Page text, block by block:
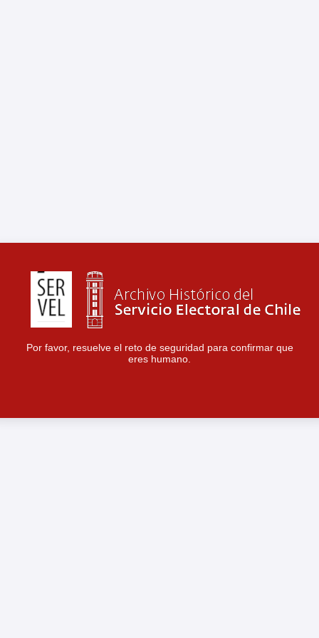
Por favor, resuelve el reto de seguridad para confirmar que
eres humano.